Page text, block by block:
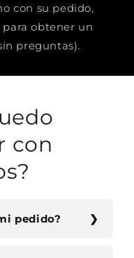
con su pedido,
obtener un
preguntas).
con
pedido?